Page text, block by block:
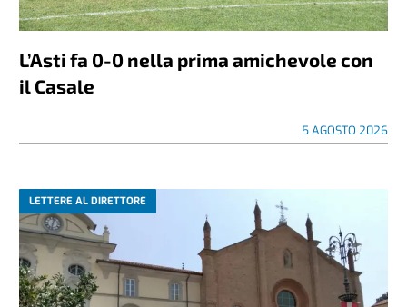
L’Asti fa 0-0 nella prima amichevole con
il Casale
5 AGOSTO 2026
LETTERE AL DIRETTORE